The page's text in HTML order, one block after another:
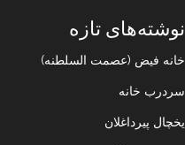
نوشته‌های تازه
خانه فیض (عصمت السلطنه)
سردرب خانه
یخچال پیرداغلان